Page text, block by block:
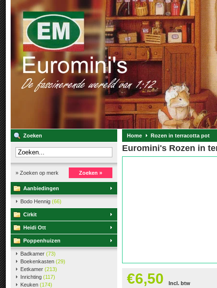
Zoeken
» Zoeken op merk Zoeken »
Aanbiedingen
Bodo Hennig (66)
Cirkit
Heidi Ott
Poppenhuizen
Badkamer (73)
Boekenkasten (29)
Eetkamer (213)
Inrichting (117)
Keuken (174)
Home Rozen in terracotta pot
Euromini's Rozen in
€6,50 Incl. btw